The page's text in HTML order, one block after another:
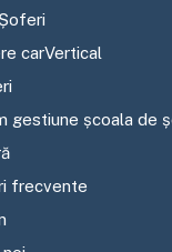
carVertical
gestiune școala de
frecvente